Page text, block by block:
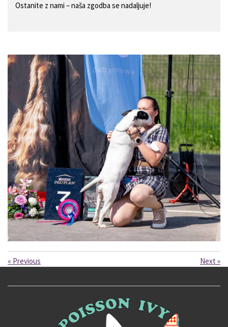
Ostanite z nami – naša zgodba se nadaljuje!
« Previous Next »